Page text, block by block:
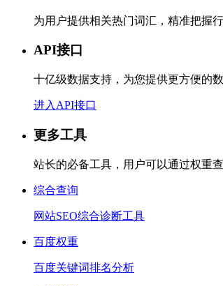
为用户提供相关热门词汇，精准把握
API接口
十亿级数据支持，为您提供更方便的
进入API接口
更多工具
站长的必备工具，用户可以通过权重
综合查询
网站SEO综合诊断工具
百度权重
百度关键词排名分析